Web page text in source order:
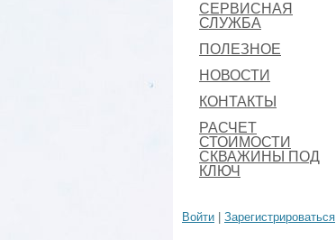
СЕРВИСНАЯ
СЛУЖБА
ПОЛЕЗНОЕ
НОВОСТИ
КОНТАКТЫ
РАСЧЕТ
СТОИМОСТИ
СКВАЖИНЫ ПОД
КЛЮЧ
Войти Зарегистрироваться